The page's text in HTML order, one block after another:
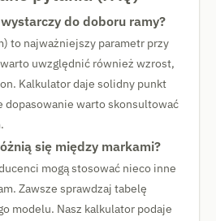
do doboru ramy?
to najważniejszy parametr przy
uwzględnić również wzrost,
Kalkulator daje solidny punkt
dopasowanie warto skonsultować
się między markami?
mogą stosować nieco inne
Zawsze sprawdzaj tabelę
modelu. Nasz kalkulator podaje